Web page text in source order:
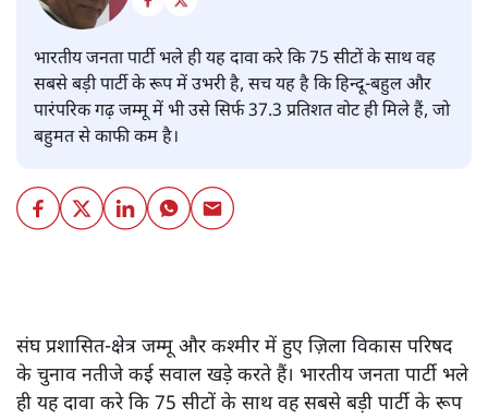
भारतीय जनता पार्टी भले ही यह दावा करे कि 75 सीटों के साथ वह
सबसे बड़ी पार्टी के रूप में उभरी है, सच यह है कि हिन्दू-बहुल और
पारंपरिक गढ़ जम्मू में भी उसे सिर्फ 37.3 प्रतिशत वोट ही मिले हैं, जो
बहुमत से काफी कम है।
संघ प्रशासित-क्षेत्र जम्मू और कश्मीर में हुए ज़िला विकास परिषद
के चुनाव नतीजे कई सवाल खड़े करते हैं। भारतीय जनता पार्टी भले
ही यह दावा करे कि 75 सीटों के साथ वह सबसे बड़ी पार्टी के रूप